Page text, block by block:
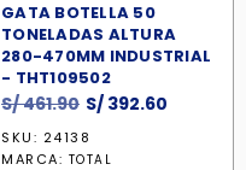
GATA BOTELLA 50
TONELADAS ALTURA
280-470MM INDUSTRIAL
- THT109502
S/461.90 El
precio
original
S/ 392.60
SKU: 24138
MARCA: TOTAL